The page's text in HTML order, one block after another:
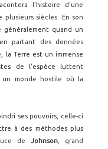
l'histoire d'une
plusieurs siècles. En son
généralement quand un
partant des données
la Terre est un immense
de l'espèce luttent
un monde hostile où la
ses pouvoirs, celle-ci
à des méthodes plus
deJohnson , grand